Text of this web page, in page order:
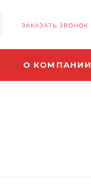
ЗАКАЗАТЬ ЗВОНОК
О КОМПАНИИ